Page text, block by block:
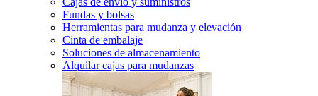
Fundas y bolsas
Herramientas para mudanza y elevación
Cinta de embalaje
Soluciones de almacenamiento
Alquilar cajas para mudanzas